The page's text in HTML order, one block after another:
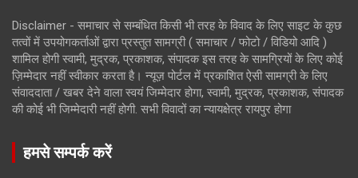
Disclaimer - समाचार से सम्बंधित किसी भी तरह के विवाद के लिए साइट के कुछ
तत्वों में उपयोगकर्ताओं द्वारा प्रस्तुत सामग्री ( समाचार / फोटो / विडियो आदि )
शामिल होगी स्वामी, मुद्रक, प्रकाशक, संपादक इस तरह के सामग्रियों के लिए कोई
ज़िम्मेदार नहीं स्वीकार करता है। न्यूज़ पोर्टल में प्रकाशित ऐसी सामग्री के लिए
संवाददाता / खबर देने वाला स्वयं जिम्मेदार होगा, स्वामी, मुद्रक, प्रकाशक, संपादक
की कोई भी जिम्मेदारी नहीं होगी. सभी विवादों का न्यायक्षेत्र रायपुर होगा
हमसे सम्पर्क करें